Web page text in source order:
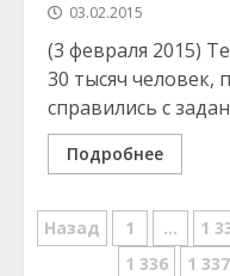
03.02.2015
(3 февраля 2015)
30 тысяч человек,
справились с
Подробнее
Навигация
Назад 1 … 1
1 336
1 337